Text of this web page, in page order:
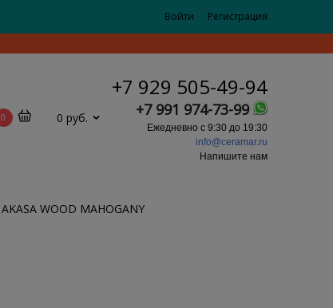
Войти Регистрация
0 0 руб.
+7 929 505-49-94
+7 991 974-73-99
Ежедневно с 9:30 до 19:30
info@ceramar.ru
Напишите нам
AKASA WOOD MAHOGANY